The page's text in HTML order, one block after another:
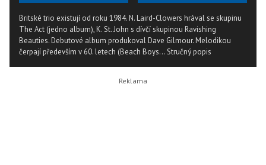
Britské trio existují od roku 1984. N. Laird-Clowers hrával se skupinu
The Act (jedno album), K. St. John s dívčí skupinou Ravishing
Beauties. Debutové album produkoval Dave Gilmour. Melodikou
čerpají především v 60. letech (Beach Boys...Stručný popis